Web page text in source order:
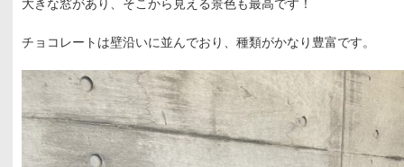
チョコレートは壁沿いに並んでおり、種類がかなり豊富です。